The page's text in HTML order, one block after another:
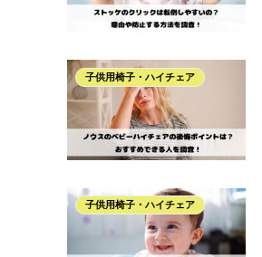
子供用椅子・ハイチェア
子供用椅子・ハイチェア